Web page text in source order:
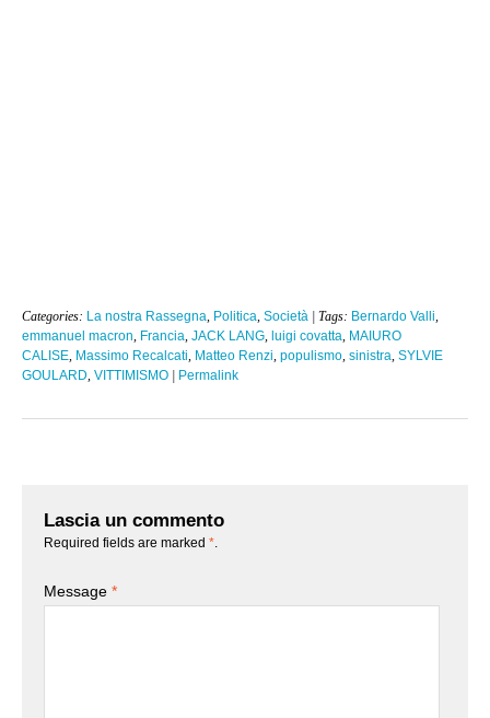
Categories: La nostra Rassegna Politica Società | Tags: Bernardo Valli
emmanuel macron Francia JACK LANG luigi covatta MAIURO
CALISE Massimo Recalcati Matteo Renzi populismo sinistra SYLVIE
GOULARD VITTIMISMO | Permalink
Lascia un commento
Required fields are marked *
Message *